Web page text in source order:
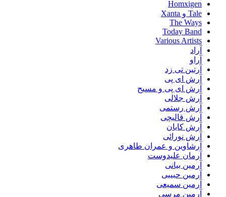
Homxigen
Tale و Xanta
The Ways
Today Band
Various Artists
آراد
آراو
آرتین تی زد
آرش ای پی
آرش ای پی و مسیح
آرش جلالی
آرش رستمی
آرش قالیچی
آرش کایان
آرش نورائی
آرشاوین و عمران طاهری
آرمان علیدوست
آرمین بیانی
آرمین حبیبی
آرمین سمیعی
آرمین مرسی